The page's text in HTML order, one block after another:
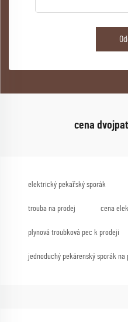
cena
elektrický pekařský sporák
trouba na prodej cena
plynová troubková pec k prodeji
jednoduchý pekárenský sporák na